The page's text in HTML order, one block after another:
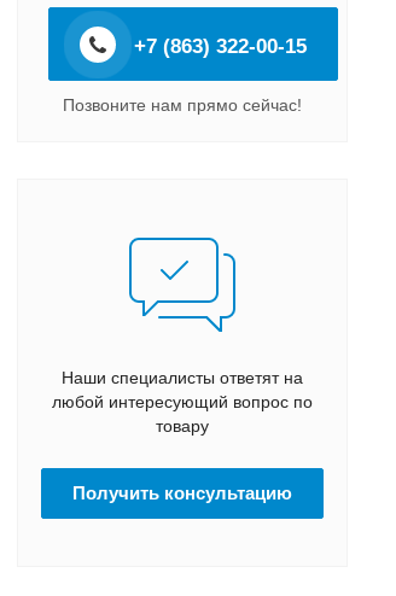
+7 (863) 322-00-15
Позвоните нам прямо сейчас!
Наши специалисты ответят на
любой интересующий вопрос по
товару
Получить консультацию